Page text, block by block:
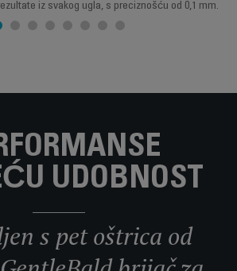
iz svakog ugla, s preciznošću od 0,1 mm.
UDOBNOST
s pet oštrica od